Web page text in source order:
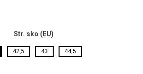
Str. sko (EU)
42,5 43 44,5